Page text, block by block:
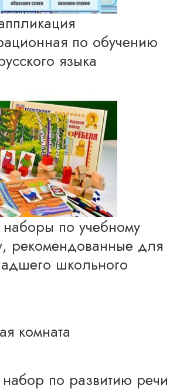
по обучению
языка
по учебному
рекомендованные для
школьного
комната
по развитию речи